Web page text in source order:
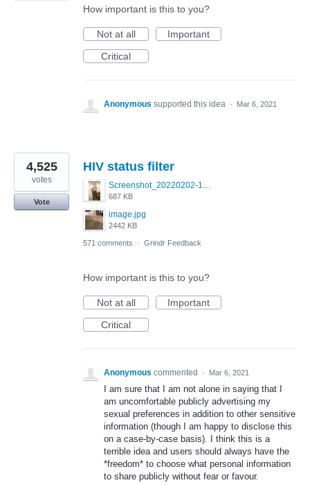
How important is this to you?
Not at all
Important
Critical
Anonymous supported this idea · Mar 6, 2021
HIV status filter
Screenshot_20220202-154243_Grindr.jpg
687 KB
image.jpg
2442 KB
4,525
votes
Vote
571 comments · Grindr Feedback
How important is this to you?
Not at all
Important
Critical
Anonymous commented · Mar 6, 2021
I am sure that I am not alone in saying that I
am uncomfortable publicly advertising my
sexual preferences in addition to other sensitive
information (though I am happy to disclose this
on a case-by-case basis). I think this is a
terrible idea and users should always have the
*freedom* to choose what personal information
to share publicly without fear or favour.